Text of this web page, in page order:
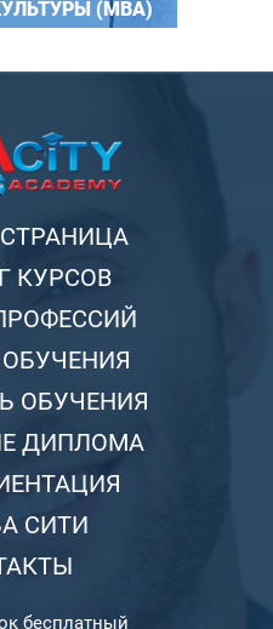
(MBA)
КУРСОВ
ОБУЧЕНИЯ
ДИПЛОМА
СИТИ
бесплатный